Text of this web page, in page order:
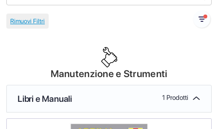
Manutenzione e Strumenti
Libri e Manuali 1 Prodotti